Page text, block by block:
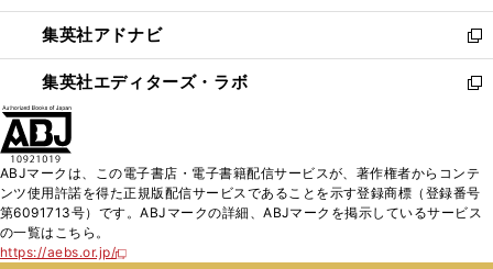
開
く
ウ
で
開
く
ン
ド
ウ
で
ウ
ィ
ン
ド
く
集英社アドナビ
新
し
い
ド
ウ
で
集英社エディターズ・ラボ
新
ィ
ン
ABJマークは、この電子書店・電子書籍配信サービスが、著作権者からコンテ
ンツ使用許諾を得た正規版配信サービスであることを示す登録商標（登録番号
第6091713号）です。ABJマークの詳細、ABJマークを掲示しているサービス
の一覧はこちら。
https://aebs.or.jp/
新